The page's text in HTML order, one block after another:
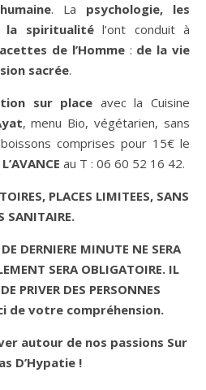
. La psychologie, les
la spiritualitél’ont conduit à
de l’Homme: de la vie
sacrée.
sur place avec la Cuisine
, menu Bio, végétarien, sans
comprises pour 15€ le
au T : 06 60 52 16 42.
PLACES LIMITEES, SANS
SANITAIRE.
DERNIERE MINUTE NE SERA
SERA OBLIGATOIRE. IL
PRIVER DES PERSONNES
de votre compréhension.
autour de nos passions Sur
D’Hypatie !